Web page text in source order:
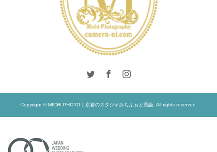
Copyright © MICHI PHOTO｜京都のスタジオみちふぉと茶論. All rights reserved.